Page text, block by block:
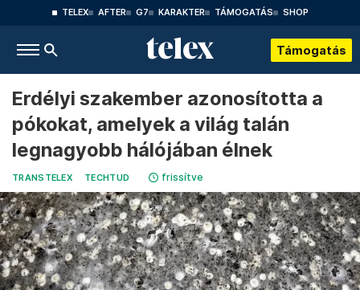
TELEX AFTER G7 KARAKTER TÁMOGATÁS SHOP
Támogatás
Erdélyi szakember azonosította a
pókokat, amelyek a világ talán
legnagyobb hálójában élnek
TRANSTELEX TECHTUD frissítve